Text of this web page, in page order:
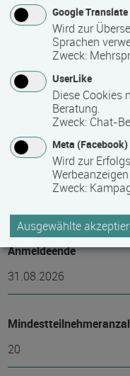
Abschlussart
Teilnahmebestätigung /
Voraussichtliche Dauer
Anmeldeende
31.08.2026
20
Google Translate
Wird zur
Sprachen
Zweck:
UserLike
Diese Cookies
Beratung.
Zweck: Chat-
Meta (Facebook)
Wird zur
Zweck:
Ausgewählte